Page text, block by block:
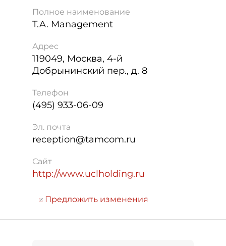
Полное наименование
T.A. Management
Адрес
119049, Москва, 4-й
Добрынинский пер., д. 8
Телефон
(495) 933-06-09
Эл. почта
reception@tamcom.ru
Сайт
http://www.uclholding.ru
Предложить изменения